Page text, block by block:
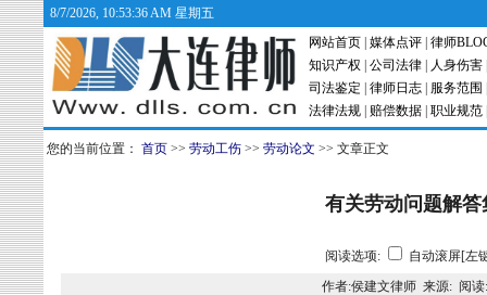
8/7/2026, 10:53:37 AM 星期五
网站首页 媒体点评 律师
知识产权
公司法律 人身伤害
司法鉴定
律师日志 服务范围
法律法规
赔偿数据 职业规范
您的当前位置： 首页 >> 劳动工伤 >> 劳动论文 >> 文章正文
有关劳动问题解答
阅读选项:
自动滚屏[左
作者:侯建文律师 来源: 阅